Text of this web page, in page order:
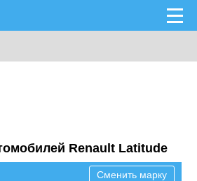
Renault Latitude
Сменить марку